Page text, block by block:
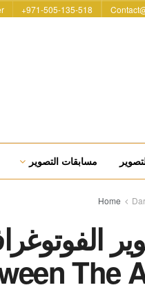
971-505-135-518+
مسابقات التصوير
Home
The